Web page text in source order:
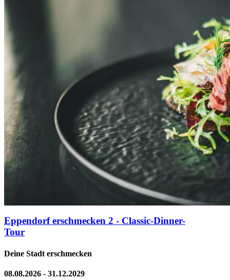
Eppendorf erschmecken 2 - Classic-Dinner-
Tour
Deine Stadt erschmecken
08.08.2026 - 31.12.2029